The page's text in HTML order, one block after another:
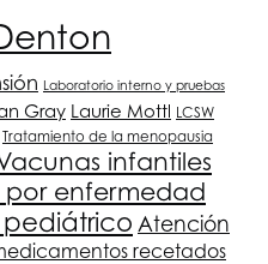
Laboratorio interno y pruebas
Gray Laurie Mottl LCSW
Tratamiento de la menopausia
infantiles
por enfermedad
pediátrico Atención
recetados